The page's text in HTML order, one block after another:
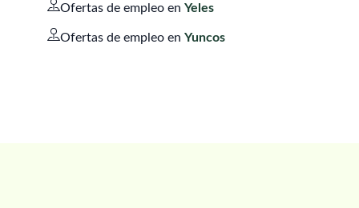
Ofertas de empleo en Yeles
Ofertas de empleo en Yuncos